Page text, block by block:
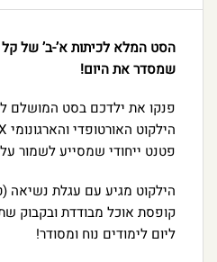
הסט המלא לכיתות א’-ב’ של קל
שמסדר את היום!
פנקו את ילדכם בסט המושלם
פטנט ייחודי שמסייע לשמור
הילקוט מגיע עם עגלת נשיאה
קופסת אוכל מבודדת ובקבוק
ליום לימודים נוח ומסודר!